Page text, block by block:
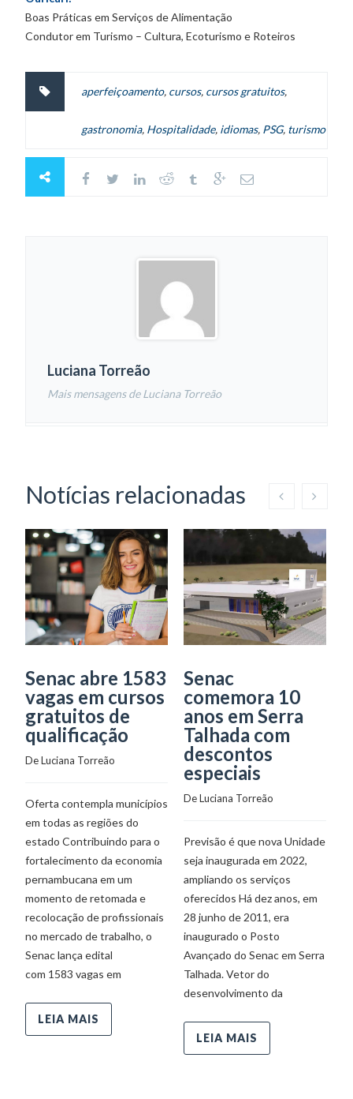
Boas Práticas em Serviços de Alimentação
Condutor em Turismo – Cultura, Ecoturismo e Roteiros
aperfeiçoamento, cursos, cursos gratuitos,
gastronomia, Hospitalidade, idiomas, PSG, turismo
Luciana Torreão
Mais mensagens de Luciana Torreão
Notícias relacionadas
Senac abre 1583
vagas em cursos
gratuitos de
qualificação
De Luciana Torreão
Oferta contempla municípios
em todas as regiões do
estado Contribuindo para o
fortalecimento da economia
pernambucana em um
momento de retomada e
recolocação de profissionais
no mercado de trabalho, o
Senac lança edital
com 1583 vagas em
LEIA MAIS
Senac
comemora 10
anos em Serra
Talhada com
descontos
especiais
De Luciana Torreão
Previsão é que nova Unidade
seja inaugurada em 2022,
ampliando os serviços
oferecidos Há dez anos, em
28 junho de 2011, era
inaugurado o Posto
Avançado do Senac em Serra
Talhada. Vetor do
desenvolvimento da
LEIA MAIS